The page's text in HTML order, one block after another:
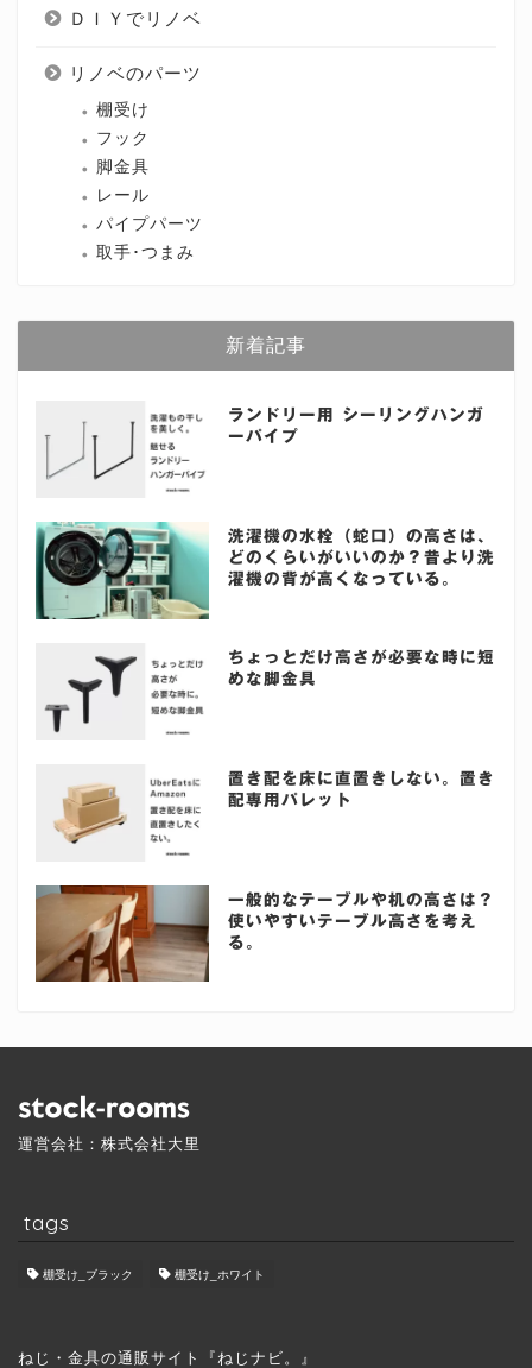
ＤＩＹでリノベ
リノベのパーツ
棚受け
フック
脚金具
レール
パイプパーツ
取手･つまみ
新着記事
ランドリー用 シーリングハンガ
ーパイプ
洗濯機の水栓（蛇口）の高さは、
どのくらいがいいのか？昔より洗
濯機の背が高くなっている。
ちょっとだけ高さが必要な時に短
めな脚金具
置き配を床に直置きしない。置き
配専用パレット
一般的なテーブルや机の高さは？
使いやすいテーブル高さを考え
る。
運営会社：株式会社大里
tags
棚受け_ブラック 棚受け_ホワイト
ねじ・金具の通販サイト『ねじナビ。』